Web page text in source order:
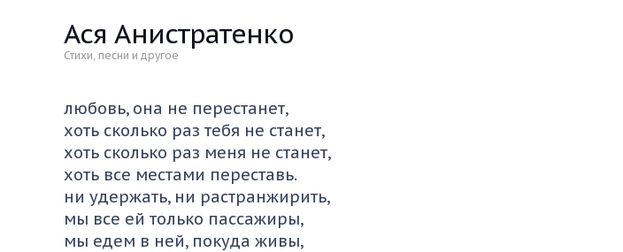
Ася Анистратенко
Стихи, песни и другое
любовь, она не перестанет,
хоть сколько раз тебя не станет,
хоть сколько раз меня не станет,
хоть все местами переставь.
ни удержать, ни растранжирить,
мы все ей только пассажиры,
мы едем в ней, покуда живы,